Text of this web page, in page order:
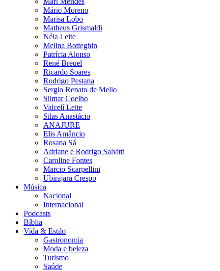
Mário Moreno
Marisa Lobo
Matheus Grismaldi
Néia Leite
Melina Botteghin
Patrícia Alonso
René Breuel
Ricardo Soares
Rodrigo Pestana
Sergio Renato de Mello
Silmar Coelho
Valcelí Leite
Silas Anastácio
ANAJURE
Elis Amâncio
Rosana Sá
Adriane e Rodrigo Salvitti
Caroline Fontes
Marcio Scarpellini
Ubirajara Crespo
Música
Nacional
Internacional
Podcasts
Bíblia
Vida & Estilo
Gastronomia
Moda e beleza
Turismo
Saúde